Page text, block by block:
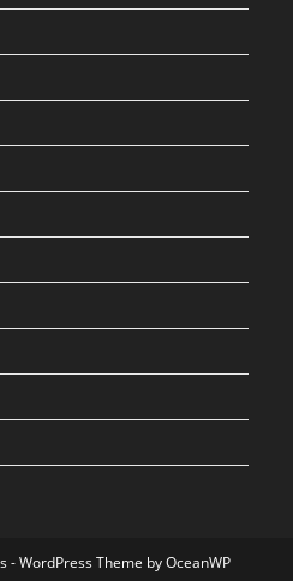
- WordPress Theme by OceanWP